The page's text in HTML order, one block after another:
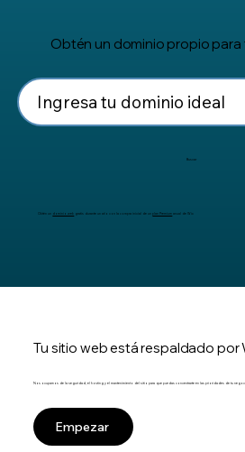
Obtén un dominio propio para
Buscar
Obtén un dominio web gratis durante un año con la compra inicial de unplan Premium anual de Wix
Tu sitio web está respaldado por
Nos ocupamos de la seguridad, el hosting y el mantenimiento del sitio para que puedas concentrarte en las prioridades de tu
Empezar